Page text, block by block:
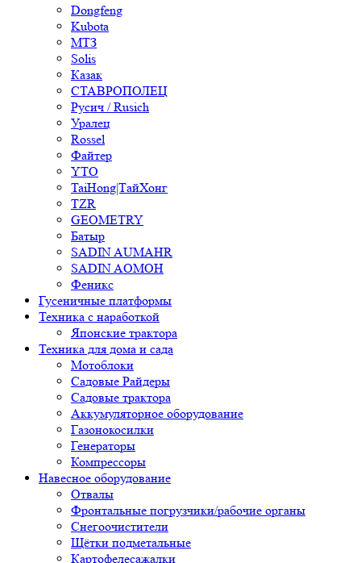
Dongfeng
Kubota
МТЗ
Solis
Казак
СТАВРОПОЛЕЦ
Русич / Rusich
Уралец
Rossel
Файтер
YTO
TaiHong|ТайХонг
TZR
GEOMETRY
Батыр
SADIN AUMAHR
SADIN AOMOH
Феникс
Гусеничные платформы
Техника с наработкой
Японские трактора
Техника для дома и сада
Мотоблоки
Садовые Райдеры
Садовые трактора
Аккумуляторное оборудование
Газонокосилки
Генераторы
Компрессоры
Навесное оборудование
Отвалы
Фронтальные погрузчики/рабочие органы
Снегоочистители
Щётки подметальные
Картофелесажалки